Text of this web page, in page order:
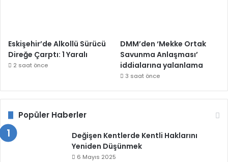
Eskişehir’de Alkollü Sürücü
Direğe Çarptı: 1 Yaralı
2 saat önce
DMM’den ‘Mekke Ortak
Savunma Anlaşması’
iddialarına yalanlama
3 saat önce
Popüler Haberler
Değişen Kentlerde Kentli Haklarını
Yeniden Düşünmek
6 Mayıs 2025